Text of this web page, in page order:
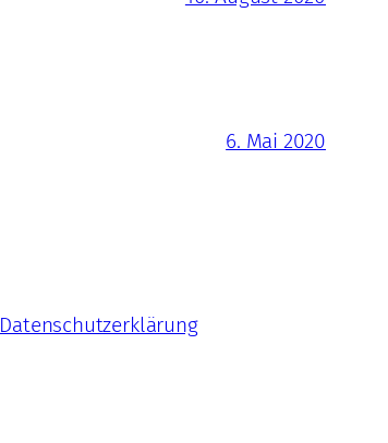
6. Mai 2020
Datenschutzerklärung